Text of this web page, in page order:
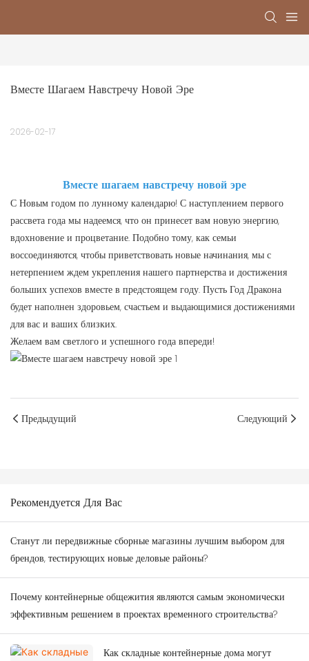
Вместе Шагаем Навстречу Новой Эре
2026-02-17
Вместе шагаем навстречу новой эре
С Новым годом по лунному календарю! С наступлением первого
рассвета года мы надеемся, что он принесет вам новую энергию,
вдохновение и процветание. Подобно тому, как семьи
воссоединяются, чтобы приветствовать новые начинания, мы с
нетерпением ждем укрепления нашего партнерства и достижения
больших успехов вместе в предстоящем году. Пусть Год Дракона
будет наполнен здоровьем, счастьем и выдающимися достижениями
для вас и ваших близких.
Желаем вам светлого и успешного года впереди!
Предыдущий Следующий
Рекомендуется Для Вас
Станут ли передвижные сборные магазины лучшим выбором для
брендов, тестирующих новые деловые районы?
Почему контейнерные общежития являются самым экономически
эффективным решением в проектах временного строительства?
Как складные контейнерные дома могут